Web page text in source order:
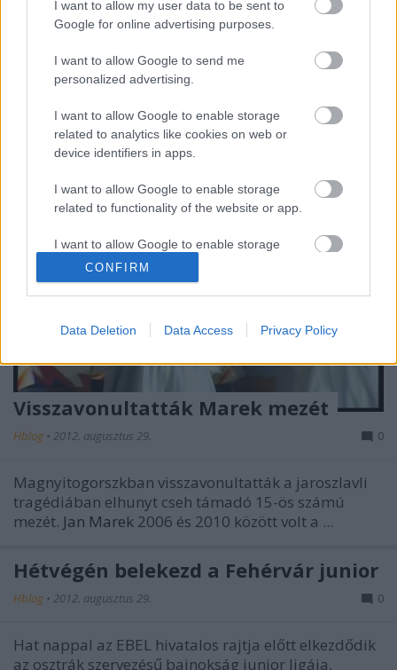
I want to allow my user data to be sent to
Google for online advertising purposes.
I want to allow Google to send me
personalized advertising.
I want to allow Google to enable storage
related to analytics like cookies on web or
device identifiers in apps.
I want to allow Google to enable storage
related to functionality of the website or app.
I want to allow Google to enable storage
related to personalization.
I want to allow Google to enable storage
functionality and fraud prevention, and other
CONFIRM
Data Deletion Data Access Privacy Policy
Pénteken este hétkor, szombaton pedig délután
egykor Szlovénia U20-as válogatottja ellen kezdi a
felkészülést a decemberi világbajnokságra a magyar
Visszavonultatták Marek mezét
Hblog • 2012. augusztus 29. 0
Magnyitogorszkban visszavonultatták a jaroszlavli
tragédiában elhunyt cseh támadó 15-ös számú
mezét. Jan Marek 2006 és 2010 között volt a ...
Hétvégén belekezd a Fehérvár junior
Hblog • 2012. augusztus 29. 0
Hat nappal az EBEL hivatalos rajtja előtt elkezdődik
az osztrák szervezésű bajnokság junior ligája,